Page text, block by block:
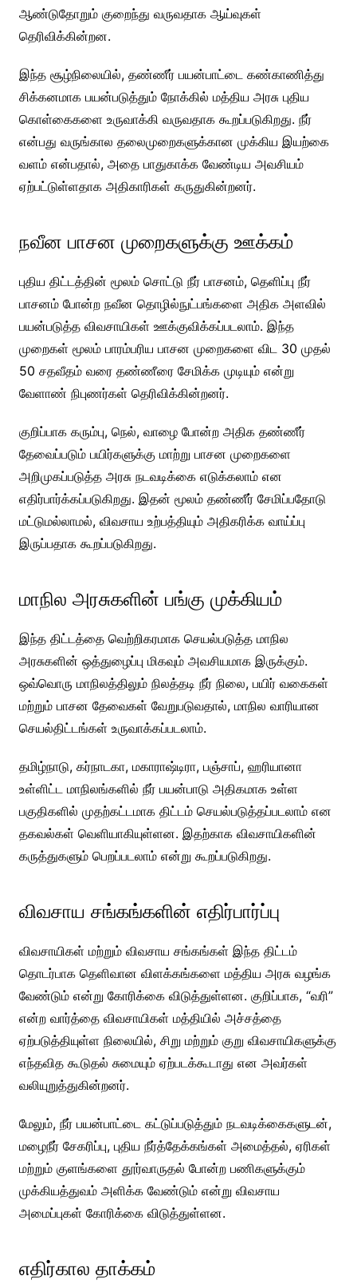
ஆண்டுதோறும் குறைந்து வருவதாக ஆய்வுகள்
தெரிவிக்கின்றன.
இந்த சூழ்நிலையில், தண்ணீர் பயன்பாட்டை கண்காணித்து
சிக்கனமாக பயன்படுத்தும் நோக்கில் மத்திய அரசு புதிய
கொள்கைகளை உருவாக்கி வருவதாக கூறப்படுகிறது. நீர்
என்பது வருங்கால தலைமுறைகளுக்கான முக்கிய இயற்கை
வளம் என்பதால், அதை பாதுகாக்க வேண்டிய அவசியம்
ஏற்பட்டுள்ளதாக அதிகாரிகள் கருதுகின்றனர்.
நவீன பாசன முறைகளுக்கு ஊக்கம்
புதிய திட்டத்தின் மூலம் சொட்டு நீர் பாசனம், தெளிப்பு நீர்
பாசனம் போன்ற நவீன தொழில்நுட்பங்களை அதிக அளவில்
பயன்படுத்த விவசாயிகள் ஊக்குவிக்கப்படலாம். இந்த
முறைகள் மூலம் பாரம்பரிய பாசன முறைகளை விட 30 முதல்
50 சதவீதம் வரை தண்ணீரை சேமிக்க முடியும் என்று
வேளாண் நிபுணர்கள் தெரிவிக்கின்றனர்.
குறிப்பாக கரும்பு, நெல், வாழை போன்ற அதிக தண்ணீர்
தேவைப்படும் பயிர்களுக்கு மாற்று பாசன முறைகளை
அறிமுகப்படுத்த அரசு நடவடிக்கை எடுக்கலாம் என
எதிர்பார்க்கப்படுகிறது. இதன் மூலம் தண்ணீர் சேமிப்பதோடு
மட்டுமல்லாமல், விவசாய உற்பத்தியும் அதிகரிக்க வாய்ப்பு
இருப்பதாக கூறப்படுகிறது.
மாநில அரசுகளின் பங்கு முக்கியம்
இந்த திட்டத்தை வெற்றிகரமாக செயல்படுத்த மாநில
அரசுகளின் ஒத்துழைப்பு மிகவும் அவசியமாக இருக்கும்.
ஒவ்வொரு மாநிலத்திலும் நிலத்தடி நீர் நிலை, பயிர் வகைகள்
மற்றும் பாசன தேவைகள் வேறுபடுவதால், மாநில வாரியான
செயல்திட்டங்கள் உருவாக்கப்படலாம்.
தமிழ்நாடு, கர்நாடகா, மகாராஷ்டிரா, பஞ்சாப், ஹரியானா
உள்ளிட்ட மாநிலங்களில் நீர் பயன்பாடு அதிகமாக உள்ள
பகுதிகளில் முதற்கட்டமாக திட்டம் செயல்படுத்தப்படலாம் என
தகவல்கள் வெளியாகியுள்ளன. இதற்காக விவசாயிகளின்
கருத்துகளும் பெறப்படலாம் என்று கூறப்படுகிறது.
விவசாய சங்கங்களின் எதிர்பார்ப்பு
விவசாயிகள் மற்றும் விவசாய சங்கங்கள் இந்த திட்டம்
தொடர்பாக தெளிவான விளக்கங்களை மத்திய அரசு வழங்க
வேண்டும் என்று கோரிக்கை விடுத்துள்ளன. குறிப்பாக, “வரி”
என்ற வார்த்தை விவசாயிகள் மத்தியில் அச்சத்தை
ஏற்படுத்தியுள்ள நிலையில், சிறு மற்றும் குறு விவசாயிகளுக்கு
எந்தவித கூடுதல் சுமையும் ஏற்படக்கூடாது என அவர்கள்
வலியுறுத்துகின்றனர்.
மேலும், நீர் பயன்பாட்டை கட்டுப்படுத்தும் நடவடிக்கைகளுடன்,
மழைநீர் சேகரிப்பு, புதிய நீர்த்தேக்கங்கள் அமைத்தல், ஏரிகள்
மற்றும் குளங்களை தூர்வாருதல் போன்ற பணிகளுக்கும்
முக்கியத்துவம் அளிக்க வேண்டும் என்று விவசாய
அமைப்புகள் கோரிக்கை விடுத்துள்ளன.
எதிர்கால தாக்கம்